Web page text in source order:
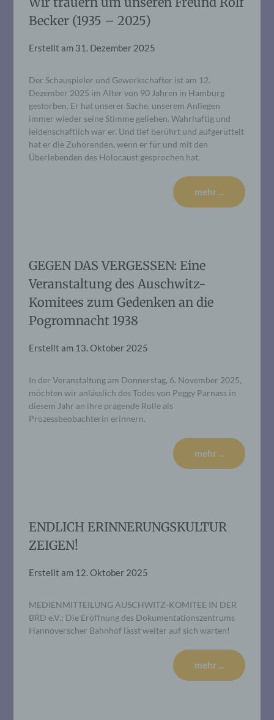
Becker (1935 – 2025)
Erstellt am 31. Dezember 2025
Der Schauspieler und Gewerkschafter ist am 12.
Dezember 2025 im Alter von 90 Jahren in Hamburg
gestorben. Er hat unserer Sache, unserem Anliegen
immer wieder seine Stimme geliehen. Wahrhaftig und
leidenschaftlich war er. Und tief berührt und aufgerüttelt
hat er die Zuhörenden, wenn er für und mit den
Überlebenden des Holocaust gesprochen hat.
mehr ...
GEGEN DAS VERGESSEN: Eine
Veranstaltung des Auschwitz-
Komitees zum Gedenken an die
Pogromnacht 1938
Erstellt am 13. Oktober 2025
In der Veranstaltung am Donnerstag, 6. November 2025,
möchten wir anlässlich des Todes von Peggy Parnass in
diesem Jahr an ihre prägende Rolle als
Prozessbeobachterin erinnern.
mehr ...
ENDLICH ERINNERUNGSKULTUR
ZEIGEN!
Erstellt am 12. Oktober 2025
MEDIENMITTEILUNG AUSCHWITZ-KOMITEE IN DER
BRD e.V.: Die Eröffnung des Dokumentationszentrums
Hannoverscher Bahnhof lässt weiter auf sich warten!
mehr ...